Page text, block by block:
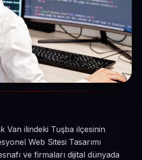
Van ilindeki Tuşba ilçesinin
Web Sitesi Tasarımı
ve firmaları dijital dünyada